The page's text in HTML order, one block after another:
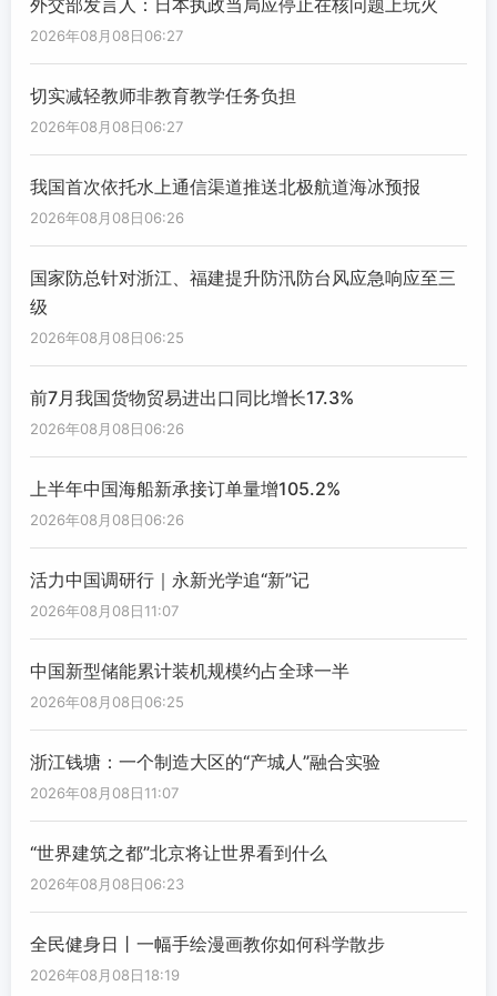
外交部发言人：日本执政当局应停止在核问题上玩火
2026年08月08日06:27
切实减轻教师非教育教学任务负担
2026年08月08日06:27
我国首次依托水上通信渠道推送北极航道海冰预报
2026年08月08日06:26
国家防总针对浙江、福建提升防汛防台风应急响应至三
级
2026年08月08日06:25
前7月我国货物贸易进出口同比增长17.3%
2026年08月08日06:26
上半年中国海船新承接订单量增105.2%
2026年08月08日06:26
活力中国调研行｜永新光学追“新”记
2026年08月08日11:07
中国新型储能累计装机规模约占全球一半
2026年08月08日06:25
浙江钱塘：一个制造大区的“产城人”融合实验
2026年08月08日11:07
“世界建筑之都”北京将让世界看到什么
2026年08月08日06:23
全民健身日丨一幅手绘漫画教你如何科学散步
2026年08月08日18:19